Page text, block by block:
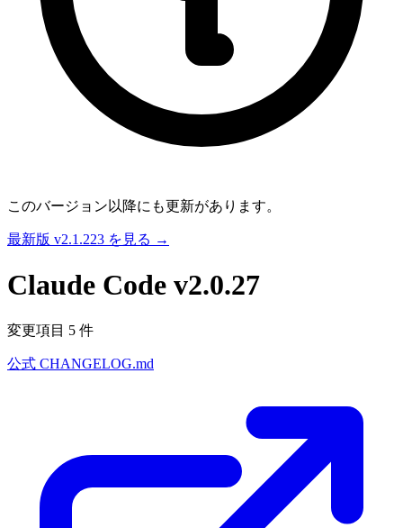
このバージョン以降にも更新があります。
最新版 v2.1.223 を見る →
Claude Code v2.0.27
変更項目 5 件
公式 CHANGELOG.md